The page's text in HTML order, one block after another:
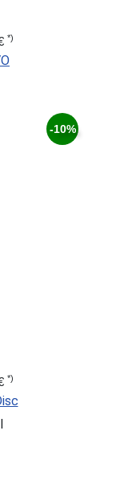
*)
-10%
*)